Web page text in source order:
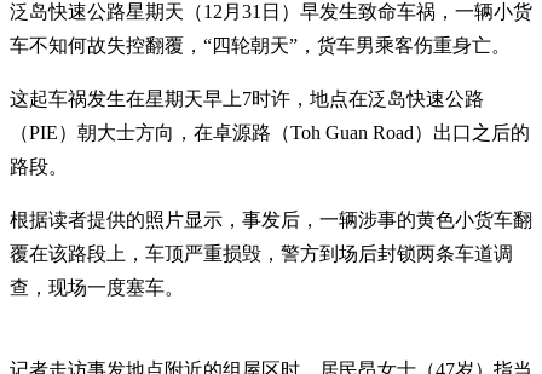
泛岛快速公路星期天（12月31日）早发生致命车祸，一辆小货
车不知何故失控翻覆，“四轮朝天”，货车男乘客伤重身亡。
这起车祸发生在星期天早上7时许，地点在泛岛快速公路
（PIE）朝大士方向，在卓源路（Toh Guan Road）出口之后的
路段。
根据读者提供的照片显示，事发后，一辆涉事的黄色小货车翻
覆在该路段上，车顶严重损毁，警方到场后封锁两条车道调
查，现场一度塞车。
记者走访事发地点附近的组屋区时，居民昂女士（47岁）指当